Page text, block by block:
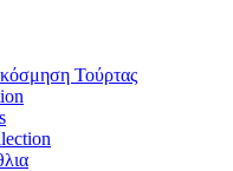
Τούρτας